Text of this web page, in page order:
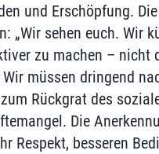
und Erschöpfung.
„Wir sehen euch. Wir
zu machen – nicht
müssen dringend
Rückgrat des
Die
Respekt, besseren